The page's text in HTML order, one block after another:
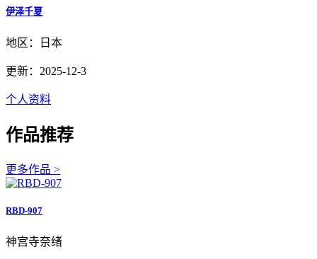
伊泽千夏
地区：日本
更新：2025-12-3
个人资料
作品推荐
更多作品 >
RBD-907
神宫寺奈绪